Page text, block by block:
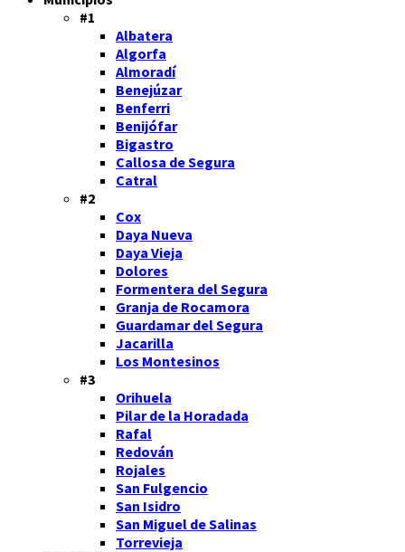
#1
Albatera
Algorfa
Almoradí
Benejúzar
Benferri
Benijófar
Bigastro
Callosa de Segura
Catral
#2
Cox
Daya Nueva
Daya Vieja
Dolores
Formentera del Segura
Granja de Rocamora
Guardamar del Segura
Jacarilla
Los Montesinos
#3
Orihuela
Pilar de la Horadada
Rafal
Redován
Rojales
San Fulgencio
San Isidro
San Miguel de Salinas
Torrevieja